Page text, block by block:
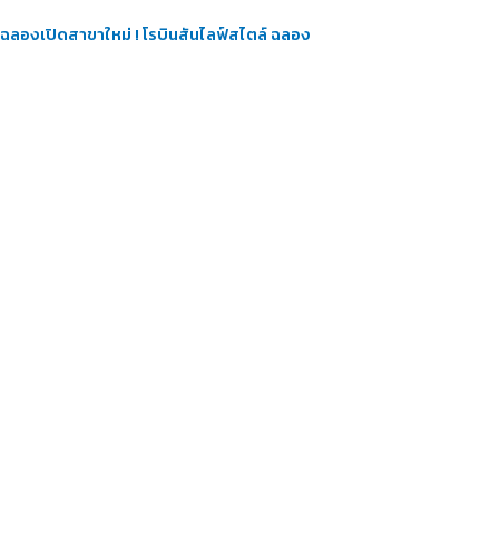
ฉลองเปิดสาขาใหม่ ! โรบินสันไลฟ์สไตล์ ฉลอง